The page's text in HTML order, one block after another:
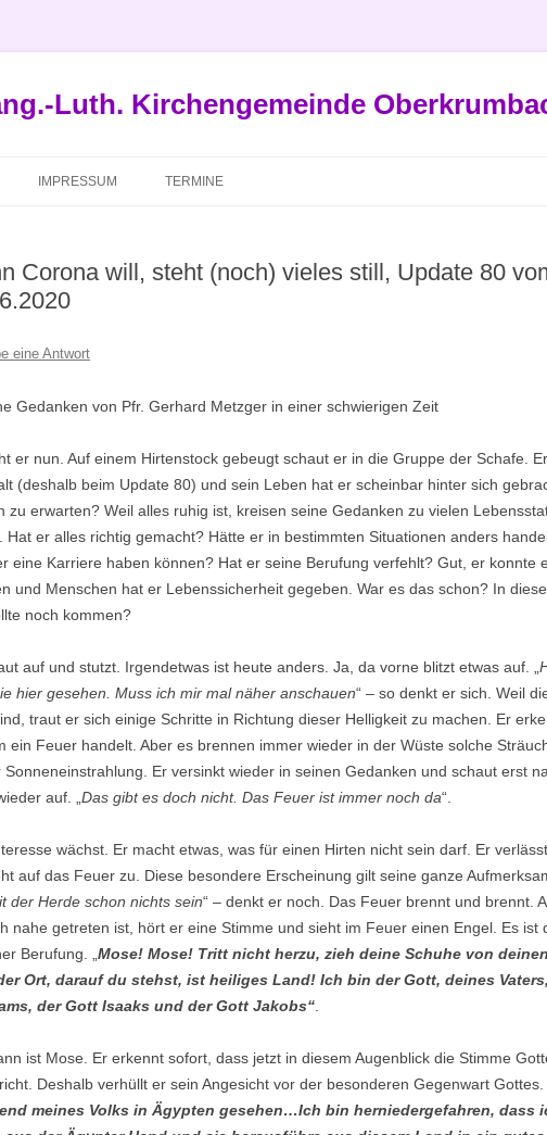
Luth. Kirchengemeinde
IMPRESSUM TERMINE
Corona will, steht (noch) vieles still, Update 80
eine Antwort
Gedanken von Pfr. Gerhard Metzger in einer schwierigen Zeit
er nun. Auf einem Hirtenstock gebeugt schaut er in die Gruppe der Schafe.
(deshalb beim Update 80) und sein Leben hat er scheinbar hinter sich
zu erwarten? Weil alles ruhig ist, kreisen seine Gedanken zu vielen
Hat er alles richtig gemacht? Hätte er in bestimmten Situationen anders
eine Karriere haben können? Hat er seine Berufung verfehlt? Gut, er konnte
und Menschen hat er Lebenssicherheit gegeben. War es das schon? In
noch kommen?
auf und stutzt. Irgendetwas ist heute anders. Ja, da vorne blitzt etwas auf. „
hier gesehen. Muss ich mir mal näher anschauen“ – so denkt er sich. Weil
traut er sich einige Schritte in Richtung dieser Helligkeit zu machen. Er
ein Feuer handelt. Aber es brennen immer wieder in der Wüste solche
Sonneneinstrahlung. Er versinkt wieder in seinen Gedanken und schaut erst
auf. „ Das gibt es doch nicht. Das Feuer ist immer noch da“.
wächst. Er macht etwas, was für einen Hirten nicht sein darf. Er
auf das Feuer zu. Diese besondere Erscheinung gilt seine ganze
der Herde schon nichts sein“ – denkt er noch. Das Feuer brennt und brennt.
nahe getreten ist, hört er eine Stimme und sieht im Feuer einen Engel. Es ist
Berufung. „ Mose! Mose! Tritt nicht herzu, zieh deine Schuhe von
Ort, darauf du stehst, ist heiliges Land! Ich bin der Gott, deines
der Gott Isaaks und der Gott Jakobs“
ist Mose. Er erkennt sofort, dass jetzt in diesem Augenblick die Stimme
Deshalb verhüllt er sein Angesicht vor der besonderen Gegenwart Gottes. „
meines Volks in Ägypten gesehen…Ich bin herniedergefahren, dass